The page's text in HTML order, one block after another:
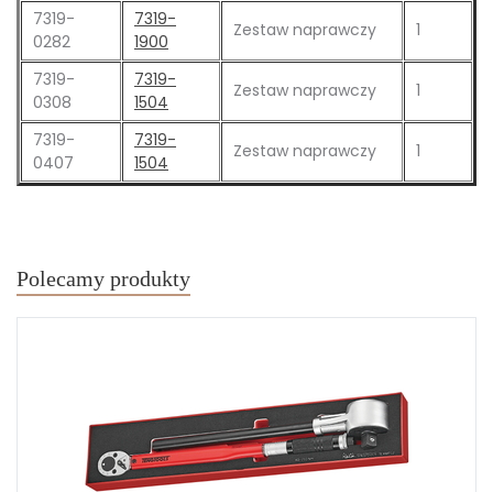
7319-
0282
7319-
1900
Zestaw naprawczy 1
7319-
0308
7319-
1504
Zestaw naprawczy 1
7319-
0407
7319-
1504
Zestaw naprawczy 1
Polecamy produkty